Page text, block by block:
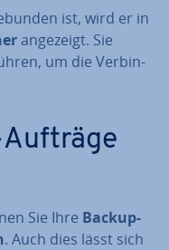
ist, wird er in
angezeigt. Sie
um die Ver­bin­
Sie Ihre Backup-
. Auch dies lässt sich